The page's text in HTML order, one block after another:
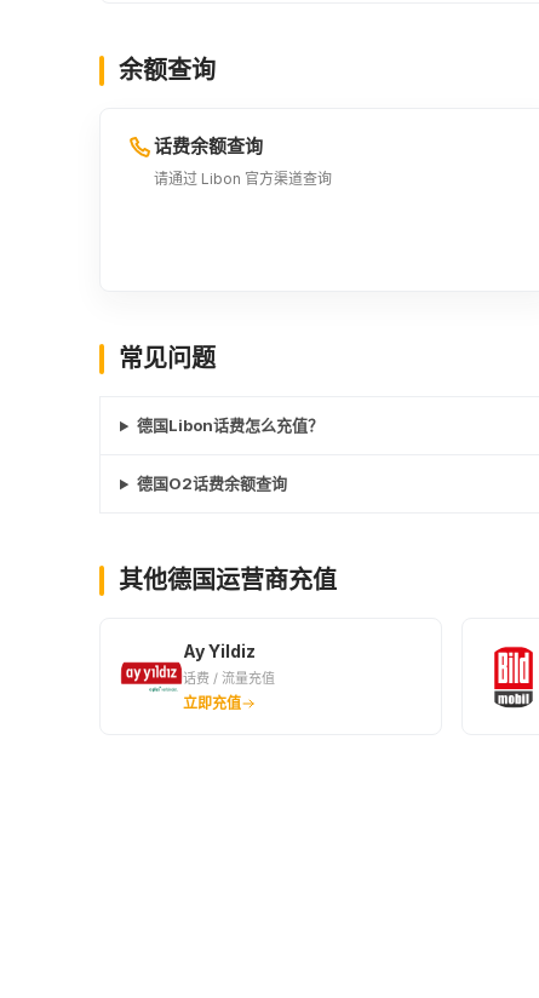
余额查询
话费余额查询
请通过 Libon 官方渠道查询
常见问题
德国Libon话费怎么充值？
德国O2话费余额查询
其他德国运营商充值
Ay Yildiz
话费 / 流量充值
立即充值